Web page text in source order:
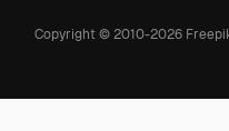
Copyright © 2010-2026